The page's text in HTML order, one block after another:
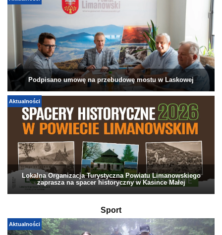
Podpisano umowę na przebudowę mostu w Laskowej
Aktualności
Lokalna Organizacja Turystyczna Powiatu Limanowskiego
zaprasza na spacer historyczny w Kasince Małej
Sport
Aktualności